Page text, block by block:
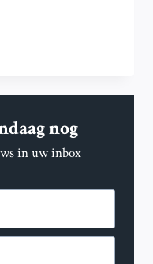
nog
in uw inbox